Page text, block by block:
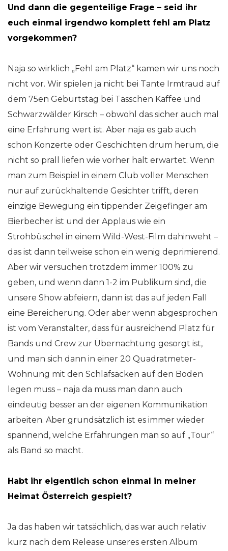
Und dann die gegenteilige Frage – seid ihr
euch einmal irgendwo komplett fehl am Platz
vorgekommen?
Naja so wirklich „Fehl am Platz“ kamen wir uns noch
nicht vor. Wir spielen ja nicht bei Tante Irmtraud auf
dem 75en Geburtstag bei Tässchen Kaffee und
Schwarzwälder Kirsch – obwohl das sicher auch mal
eine Erfahrung wert ist. Aber naja es gab auch
schon Konzerte oder Geschichten drum herum, die
nicht so prall liefen wie vorher halt erwartet. Wenn
man zum Beispiel in einem Club voller Menschen
nur auf zurückhaltende Gesichter trifft, deren
einzige Bewegung ein tippender Zeigefinger am
Bierbecher ist und der Applaus wie ein
Strohbüschel in einem Wild-West-Film dahinweht –
das ist dann teilweise schon ein wenig deprimierend.
Aber wir versuchen trotzdem immer 100% zu
geben, und wenn dann 1-2 im Publikum sind, die
unsere Show abfeiern, dann ist das auf jeden Fall
eine Bereicherung. Oder aber wenn abgesprochen
ist vom Veranstalter, dass für ausreichend Platz für
Bands und Crew zur Übernachtung gesorgt ist,
und man sich dann in einer 20 Quadratmeter-
Wohnung mit den Schlafsäcken auf den Boden
legen muss – naja da muss man dann auch
eindeutig besser an der eigenen Kommunikation
arbeiten. Aber grundsätzlich ist es immer wieder
spannend, welche Erfahrungen man so auf „Tour“
als Band so macht.
Habt ihr eigentlich schon einmal in meiner
Heimat Österreich gespielt?
Ja das haben wir tatsächlich, das war auch relativ
kurz nach dem Release unseres ersten Album